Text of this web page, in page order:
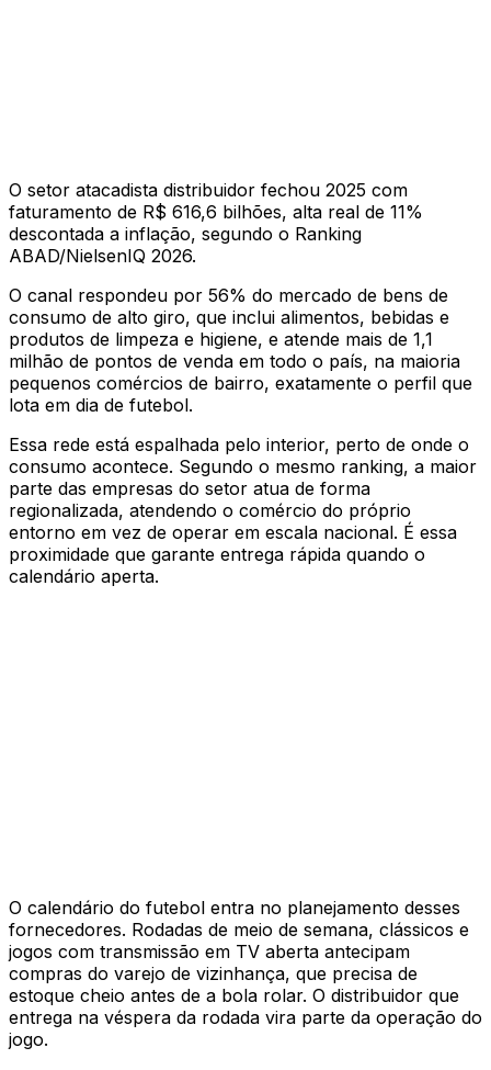
O setor atacadista distribuidor fechou 2025 com
faturamento de R$ 616,6 bilhões, alta real de 11%
descontada a inflação, segundo o Ranking
ABAD/NielsenIQ 2026.
O canal respondeu por 56% do mercado de bens de
consumo de alto giro, que inclui alimentos, bebidas e
produtos de limpeza e higiene, e atende mais de 1,1
milhão de pontos de venda em todo o país, na maioria
pequenos comércios de bairro, exatamente o perfil que
lota em dia de futebol.
Essa rede está espalhada pelo interior, perto de onde o
consumo acontece. Segundo o mesmo ranking, a maior
parte das empresas do setor atua de forma
regionalizada, atendendo o comércio do próprio
entorno em vez de operar em escala nacional. É essa
proximidade que garante entrega rápida quando o
calendário aperta.
O calendário do futebol entra no planejamento desses
fornecedores. Rodadas de meio de semana, clássicos e
jogos com transmissão em TV aberta antecipam
compras do varejo de vizinhança, que precisa de
estoque cheio antes de a bola rolar. O distribuidor que
entrega na véspera da rodada vira parte da operação do
jogo.